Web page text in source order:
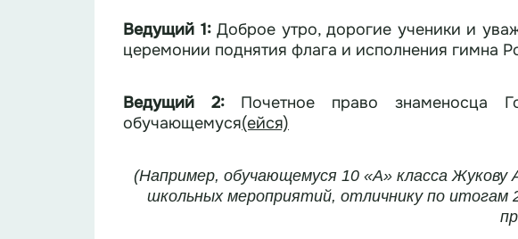
Ведущий 1: Доброе утро, дорогие ученики и
церемонии поднятия флага и исполнения гимна
Ведущий 2: Почетное право знаменосца
обучающемуся(ейся)
(Например, обучающемуся 10 «А» класса
школьных мероприятий, отличнику по итогам